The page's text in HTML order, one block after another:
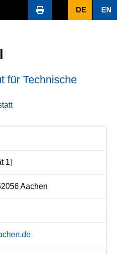
DE EN
für Technische
1]
Aachen